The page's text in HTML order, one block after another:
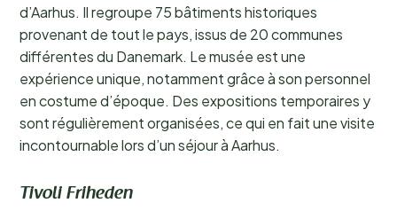
d’Aarhus. Il regroupe 75 bâtiments historiques
provenant de tout le pays, issus de 20 communes
différentes du Danemark. Le musée est une
expérience unique, notamment grâce à son personnel
en costume d’époque. Des expositions temporaires y
sont régulièrement organisées, ce qui en fait une visite
incontournable lors d’un séjour à Aarhus.
Tivoli Friheden